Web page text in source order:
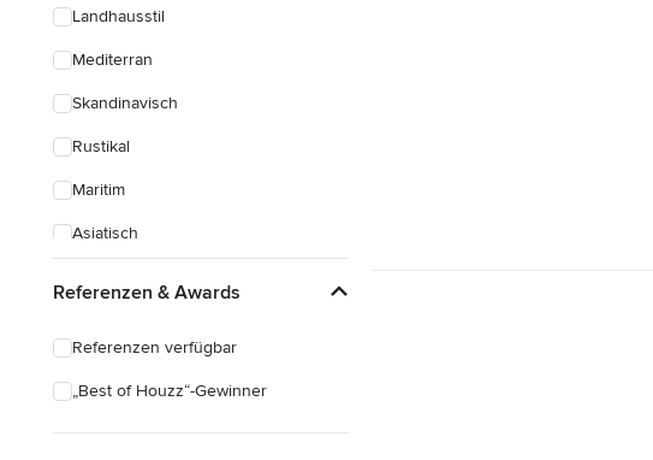
Landhausstil
Mediterran
Skandinavisch
Rustikal
Maritim
Asiatisch
Referenzen & Awards
Referenzen verfügbar
„Best of Houzz“-Gewinner